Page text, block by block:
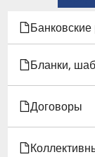
КНИГИ
ДЛЯ
ПОРЯДОК
Бланки,
Договоры